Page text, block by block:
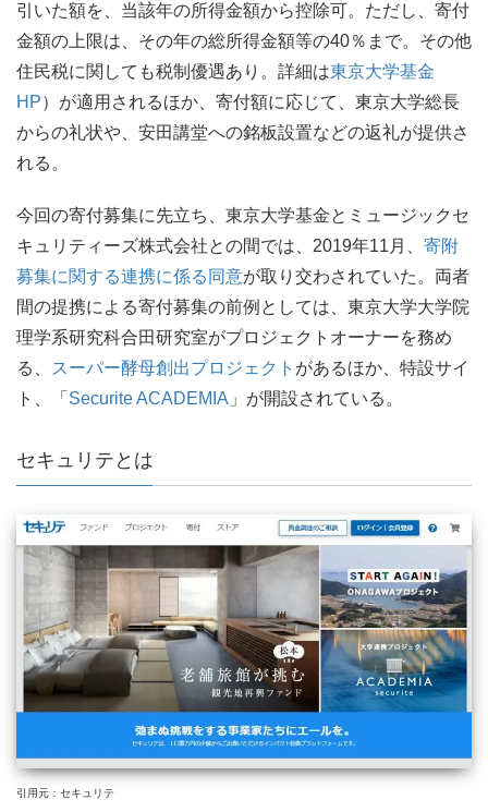
引いた額を、当該年の所得金額から控除可。ただし、寄付
金額の上限は、その年の総所得金額等の40％まで。その他
住民税に関しても税制優遇あり。詳細は東京大学基金
HP）が適用されるほか、寄付額に応じて、東京大学総長
からの礼状や、安田講堂への銘板設置などの返礼が提供さ
れる。
今回の寄付募集に先立ち、東京大学基金とミュージックセ
キュリティーズ株式会社との間では、2019年11月、 寄附
募集に関する連携に係る同意が取り交わされていた。両者
間の提携による寄付募集の前例としては、東京大学大学院
理学系研究科合田研究室がプロジェクトオーナーを務め
る、
スーパー酵母創出プロジェクト があるほか、特設サイ
ト、「 Securite ACADEMIA 」が開設されている。
セキュリテとは
引用元：セキュリテ